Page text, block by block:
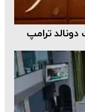
ترامپ